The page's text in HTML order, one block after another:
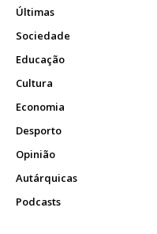
Últimas
Sociedade
Educação
Cultura
Economia
Desporto
Opinião
Autárquicas
Podcasts